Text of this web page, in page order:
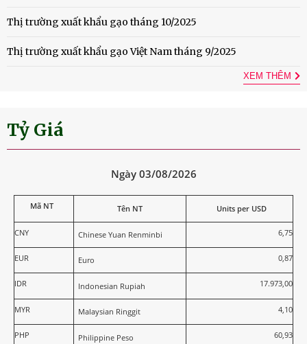
Thị trường xuất khẩu gạo tháng 10/2025
Thị trường xuất khẩu gạo Việt Nam tháng 9/2025
XEM THÊM
Tỷ Giá
Ngày 03/08/2026
Mã NT Tên NT Units per USD
CNY Chinese Yuan Renminbi 6,75
EUR Euro 0,87
IDR Indonesian Rupiah 17.973,00
MYR Malaysian Ringgit 4,10
PHP Philippine Peso 60,93